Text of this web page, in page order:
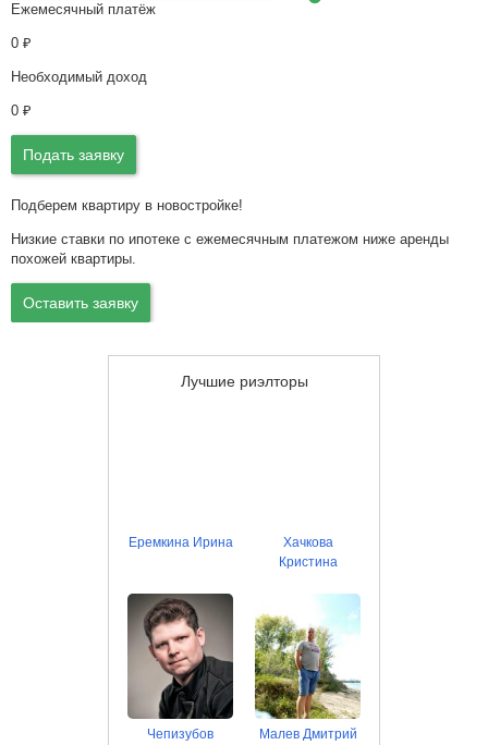
Ежемесячный платёж
0 ₽
Необходимый доход
0 ₽
Подать заявку
Подберем квартиру в новостройке!
Низкие ставки по ипотеке с ежемесячным платежом ниже аренды
похожей квартиры.
Оставить заявку
Лучшие риэлторы
Еремкина Ирина
Хачкова
Кристина
Чепизубов
Малев Дмитрий